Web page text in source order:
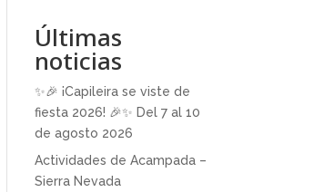
Últimas
noticias
✨🎉 ¡Capileira se viste de
fiesta 2026! 🎉✨ Del 7 al 10
de agosto 2026
Actividades de Acampada –
Sierra Nevada